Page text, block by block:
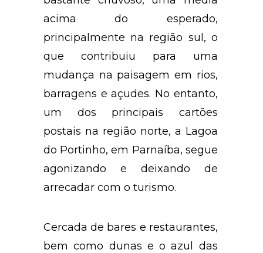
acima do esperado,
principalmente na região sul, o
que contribuiu para uma
mudança na paisagem em rios,
barragens e açudes. No entanto,
um dos principais cartões
postais na região norte, a Lagoa
do Portinho, em Parnaíba, segue
agonizando e deixando de
arrecadar com o turismo.
Cercada de bares e restaurantes,
bem como dunas e o azul das